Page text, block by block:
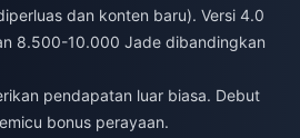
dan konten baru). Versi 4.0
8.500-10.000 Jade dibandingkan
pendapatan luar biasa. Debut
bonus perayaan.